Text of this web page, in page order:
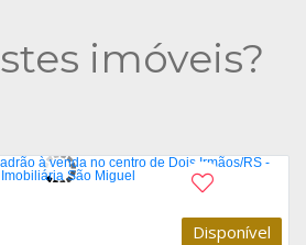
imóveis?
Disponível